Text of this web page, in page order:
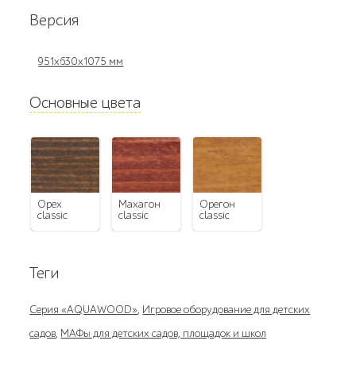
Версия
951х630х1075 мм
Основные цвета
орех
classic
махагон
classic
орегон
classic
Теги
Серия «AQUAWOOD», Игровое оборудование для детских
садов, МАФы для детских садов, площадок и школ